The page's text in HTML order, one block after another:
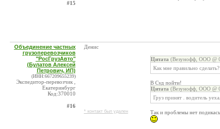
#15
Объединение частных
грузоперевозчиков
"РосГрузАвто"
(Булатов Алексей
Петрович, ИП)
(ИНН:667209655239)
Экспедитор-перевозчик ,
Екатеринбург
Код:370010
#16
Денис
* контакт был удален
Цитата (Везунофф, ООО @
Как мне правильно сделать?
В Суд пойти!
Цитата (Везунофф, ООО @
Груз принят . водитель
Так и проблемы нет подикась